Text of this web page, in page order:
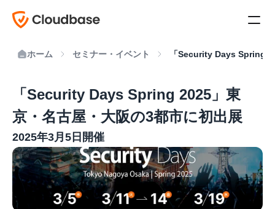
ホーム セミナー・イベント 「Security Days Spring
「Security Days Spring 2025」東
京・名古屋・大阪の3都市に初出展
2025年3月5日開催